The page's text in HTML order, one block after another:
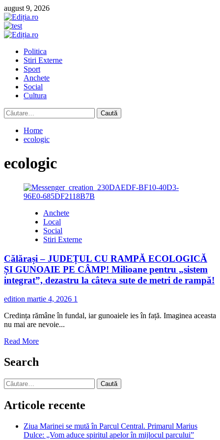
Skip
to
content
august 9, 2026
Primary
Politica
Stiri Externe
Sport
Anchete
Social
Cultura
Caută
după:
Home
ecologic
ecologic
Anchete
Local
Social
Stiri Externe
Călărași – JUDEȚUL CU RAMPĂ ECOLOGICĂ
ȘI GUNOAIE PE CÂMP! Milioane pentru „sistem
integrat”, dezastru la câteva sute de metri de rampă!
edition martie 4, 2026 1
Credința rămâne în fundal, iar gunoaiele ies în față. Imaginea aceasta
nu mai are nevoie...
Read MoreRead
Călărași
RAMPĂ
ECOLOGICĂ
GUNOAIE
PE
Search
Caută
după:
Articole recente
Ziua Marinei se mută în Parcul Central. Primarul Marius
Dulce: „Vom aduce spiritul apelor în mijlocul parcului”